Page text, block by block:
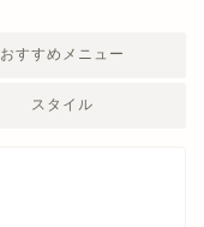
おすすめメニュー
スタイル